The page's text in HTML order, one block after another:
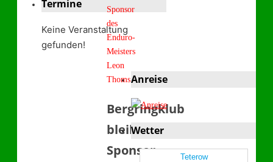
Sponsor
des
Enduro-
Meisters
Leon
Thoms
Bergringklub
bleibt
Sponsor
Termine
Keine Veranstaltung
gefunden!
Anreise
Wetter